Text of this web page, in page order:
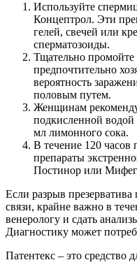
Используйте
Концептрол. Эти
гелей, свечей или
сперматозоиды.
Тщательно
предпочтительно
вероятность
половым путем.
Женщинам
подкисленной водой
мл лимонного сока.
В течение 120 часов
препараты
Постинор или
Если разрыв
связи, крайне важно в
венерологу и сдать
Диагностику может
Патентекс – это средство